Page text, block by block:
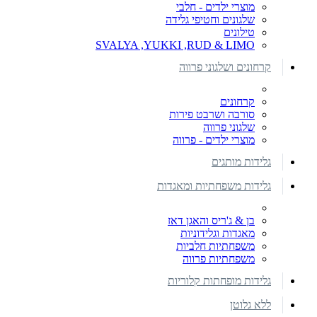
מוצרי ילדים - חלבי
שלגונים וחטיפי גלידה
טילונים
SVALYA ,YUKKI ,RUD & LIMO
קרחונים ושלגוני פרווה
קרחונים
סורבה ושרבט פירות
שלגוני פרווה
מוצרי ילדים - פרווה
גלידות מותגים
גלידות משפחתיות ומאגדות
בן & ג'ריס והאגן דאז
מאגדות וגלידוניות
משפחתיות חלביות
משפחתיות פרווה
גלידות מופחתות קלוריות
ללא גלוטן